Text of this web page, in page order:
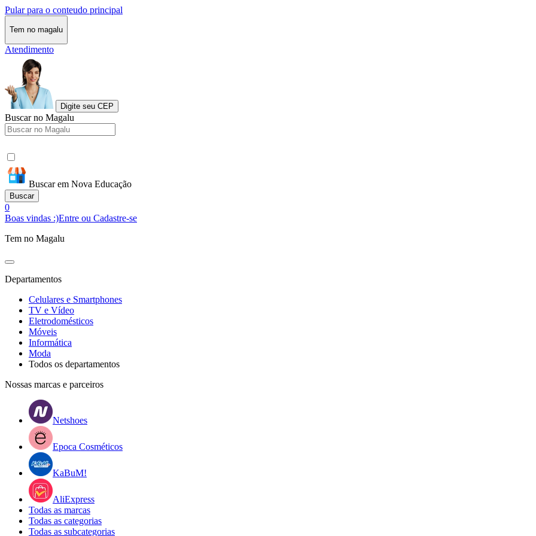
Pular para o conteudo principal
Tem no magalu
Atendimento
Digite seu CEP
Buscar no Magalu
Buscar em Nova Educação
Buscar
0
Boas vindas :)Entre ou Cadastre-se
Tem no Magalu
Departamentos
Celulares e Smartphones
TV e Vídeo
Eletrodomésticos
Móveis
Informática
Moda
Todos os departamentos
Nossas marcas e parceiros
Netshoes
Epoca Cosméticos
KaBuM!
AliExpress
Todas as marcas
Todas as categorias
Todas as subcategorias